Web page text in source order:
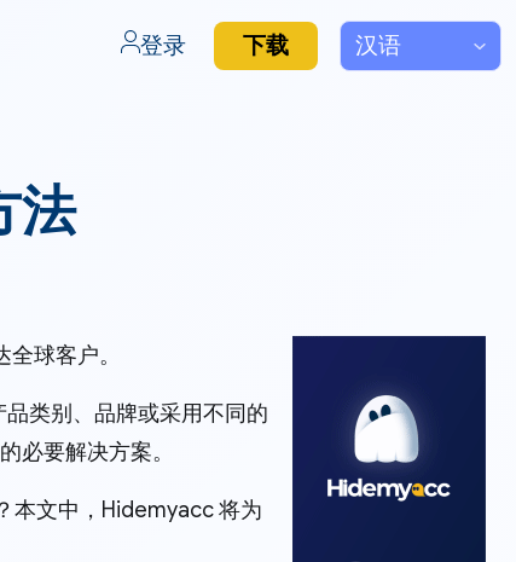
登录 下载
法
球客户。
类别、品牌或采用不同的
必要解决方案。
本文中，Hidemyacc 将为